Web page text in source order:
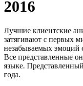
2016
Лучшие клиентские
затягивают с первых
незабываемых эмоций
Все представленные
языке.
года.